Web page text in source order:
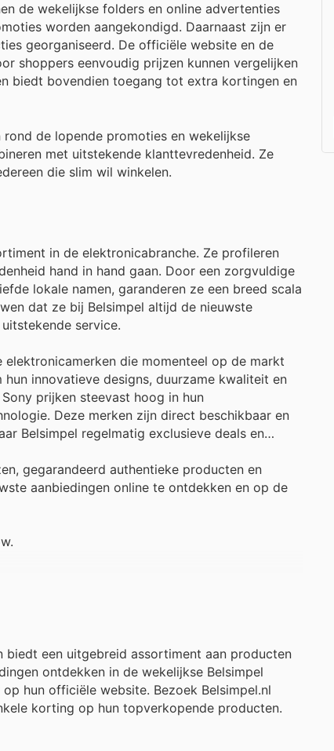
de wekelijkse folders en online advertenties
worden aangekondigd. Daarnaast zijn er
georganiseerd. De officiële website en de
shoppers eenvoudig prijzen kunnen vergelijken
biedt bovendien toegang tot extra kortingen en
rond de lopende promoties en wekelijkse
met uitstekende klanttevredenheid. Ze
die slim wil winkelen.
in de elektronicabranche. Ze profileren
hand in hand gaan. Door een zorgvuldige
lokale namen, garanderen ze een breed scala
dat ze bij Belsimpel altijd de nieuwste
service.
die momenteel op de markt
innovatieve designs, duurzame kwaliteit en
prijken steevast hoog in hun
Deze merken zijn direct beschikbaar en
Belsimpel regelmatig exclusieve deals en
gegarandeerd authentieke producten en
aanbiedingen online te ontdekken en op de
een uitgebreid assortiment aan producten
ontdekken in de wekelijkse Belsimpel
hun officiële website. Bezoek Belsimpel.nl
korting op hun topverkopende producten.